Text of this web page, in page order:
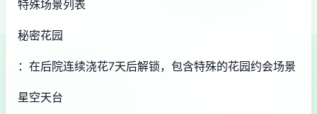
特殊场景列表
秘密花园
：在后院连续浇花7天后解锁，包含特殊的花园约会场景
星空天台